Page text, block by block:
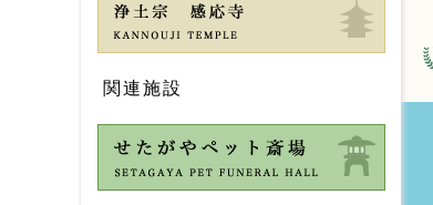
関連施設